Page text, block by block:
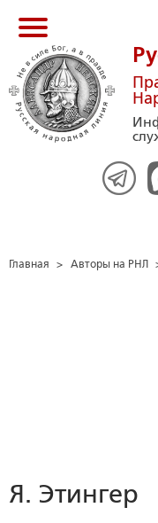
Главная > Авторы на РНЛ
Я. Этингер